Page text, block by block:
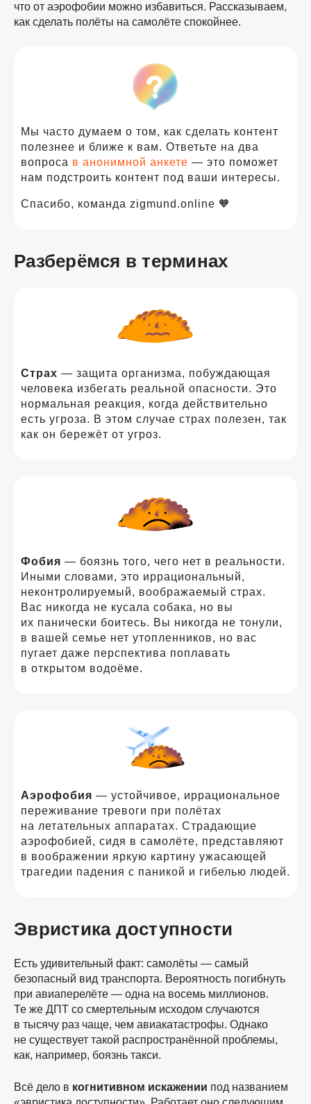
что от аэрофобии можно избавиться. Рассказываем,
как сделать полёты на самолёте спокойнее.
Мы часто думаем о том, как сделать контент
полезнее и ближе к вам. Ответьте на два
вопроса в анонимной анкете — это поможет
нам подстроить контент под ваши интересы.
Спасибо, команда zigmund.online 🧡
Разберёмся в терминах
Страх — защита организма, побуждающая
человека избегать реальной опасности. Это
нормальная реакция, когда действительно
есть угроза. В этом случае страх полезен, так
как он бережёт от угроз.
Фобия — боязнь того, чего нет в реальности.
Иными словами, это иррациональный,
неконтролируемый, воображаемый страх.
Вас никогда не кусала собака, но вы
их панически боитесь. Вы никогда не тонули,
в вашей семье нет утопленников, но вас
пугает даже перспектива поплавать
в открытом водоёме.
Аэрофобия — устойчивое, иррациональное
переживание тревоги при полётах
на летательных аппаратах. Страдающие
аэрофобией, сидя в самолёте, представляют
в воображении яркую картину ужасающей
трагедии падения с паникой и гибелью людей.
Эвристика доступности
Есть удивительный факт: самолёты — самый
безопасный вид транспорта. Вероятность погибнуть
при авиаперелёте — одна на восемь миллионов.
Те же ДПТ со смертельным исходом случаются
в тысячу раз чаще, чем авиакатастрофы. Однако
не существует такой распространённой проблемы,
как, например, боязнь такси.
Всё дело в когнитивном искажении под названием